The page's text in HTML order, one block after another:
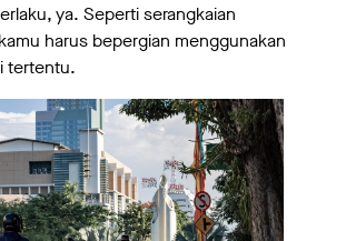
ya. Seperti serangkaian
harus bepergian menggunakan
tertentu.